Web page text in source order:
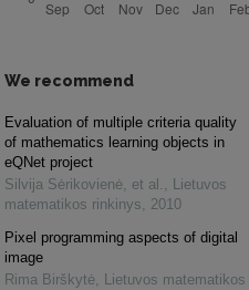
We recommend
Evaluation of multiple criteria quality
of mathematics learning objects in
eQNet project
Silvija Sėrikovienė, et al. , Lietuvos
matematikos rinkinys, 2010
Pixel programming aspects of digital
image
Rima Birškytė, Lietuvos matematikos